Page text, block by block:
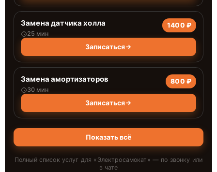
Замена датчика холла
25 мин
1400 ₽
Записаться
Замена амортизаторов
30 мин
800 ₽
Записаться
Показать всё
Полный список услуг для « Электросамокат » — по звонку или
в чате